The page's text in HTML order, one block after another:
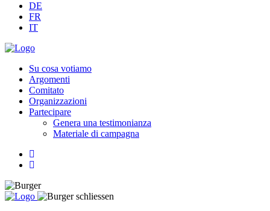
DE
FR
IT
Su cosa votiamo
Argomenti
Comitato
Organizzazioni
Partecipare
Genera una testimonianza
Materiale di campagna